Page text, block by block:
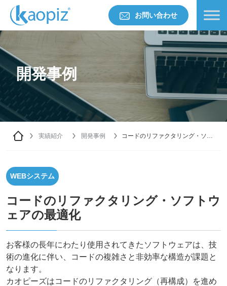
お問い合わせ
開発事例
実績紹介 開発事例
コードのリファクタリング・ソフ
WEBシステム
コードのリファクタリング・ソフトウ
ェアの最適化
お客様の長年にわたり使用されてきたソフトウェアは、技
術の進化に伴い、コードの複雑さと非効率な構造が課題と
なります。
カオピーズはコードのリファクタリング（再構成）を進め